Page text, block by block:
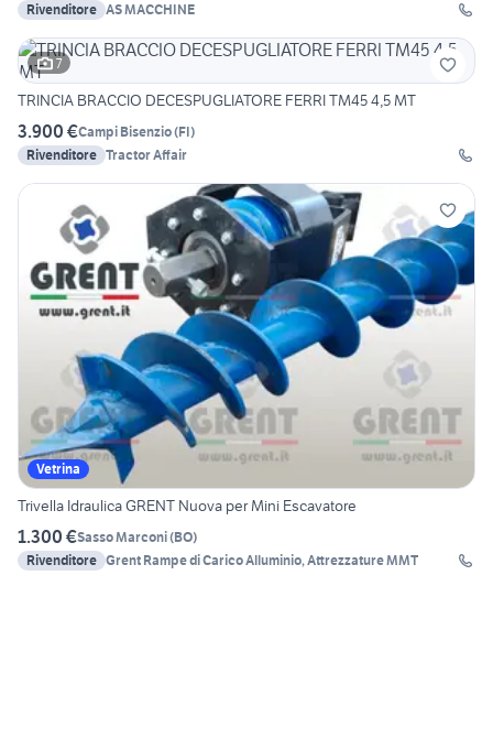
Rivenditore AS MACCHINE
7
TRINCIA BRACCIO DECESPUGLIATORE FERRI TM45 4,5 MT
3.900 €Campi Bisenzio(FI)
Rivenditore Tractor Affair
Vetrina
Trivella Idraulica GRENT Nuova per Mini Escavatore
1.300 €Sasso Marconi(BO)
Rivenditore Grent Rampe di Carico Alluminio, Attrezzature MMT